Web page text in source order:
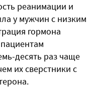
реанимации и
у мужчин с низким
гормона
десять раз чаще
их сверстники с